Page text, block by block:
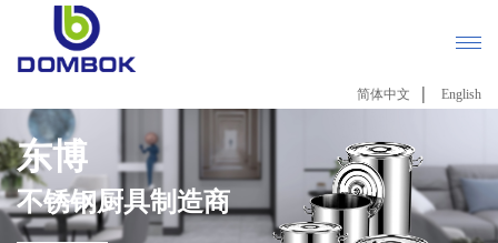
简体中文 | English
东博
不锈钢厨具制造商